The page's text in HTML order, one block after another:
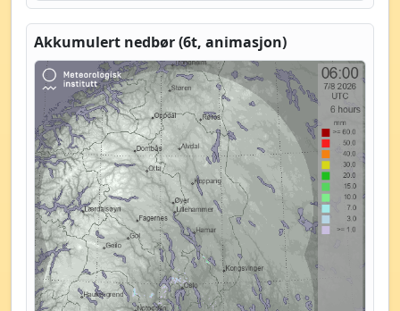
Akkumulert nedbør (6t, animasjon)